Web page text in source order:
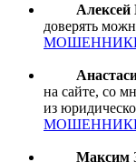
доверять
МОШЕННИКИ?
на сайте, со
из
МОШЕННИКИ?
Максим